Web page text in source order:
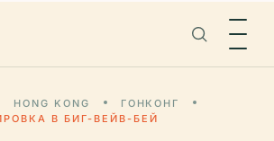
HONG KONG
ГОНКОНГ
В БИГ-ВЕЙВ-БЕЙ